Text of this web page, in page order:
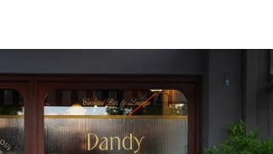
dokunuşlarla müzikle buluşturan
geceleri misafirlerle buluşuyor.
ve müziğe odaklanan bu özel
lüks anlayışını gün batımından
hafta farklı bir deneyim sunuyor.